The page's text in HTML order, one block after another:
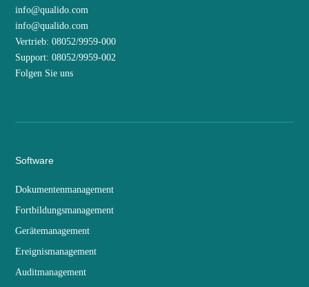
info@qualido.com
info@qualido.com
Vertrieb: 08052/9959-000
Support: 08052/9959-002
Folgen Sie uns
Software
Dokumentenmanagement
Fortbildungsmanagement
Gerätemanagement
Ereignismanagement
Auditmanagement